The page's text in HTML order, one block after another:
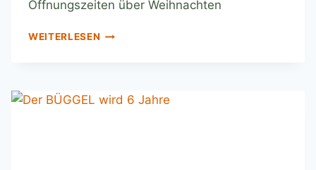
Öffnungszeiten über Weihnachten
WEITERLESEN